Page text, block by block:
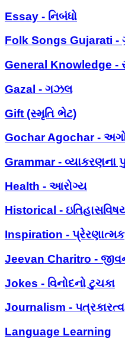
Essay - નિબંધો
Folk Songs Gujarati -
General Knowledge -
Gazal - ગઝલ
Gift (સ્મૃતિ ભેટ)
Gochar Agochar -
Grammar - વ્યાકરણના
Health - આરોગ્ય
Historical -
Inspiration - પ્રેરણાત્મક
Jeevan Charitro -
Jokes - વિનોદનો ટુચકા
Journalism - પત્રકારત્વ
Language Learning